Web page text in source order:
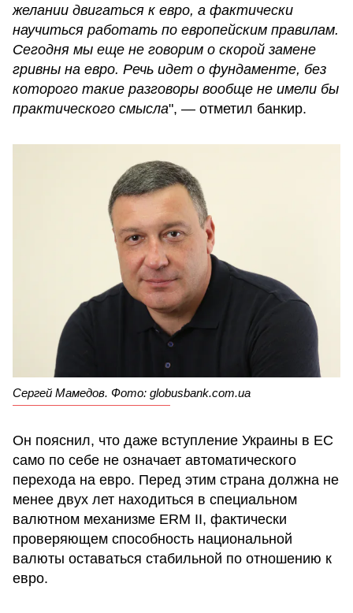
желании двигаться к евро, а фактически
научиться работать по европейским правилам.
Сегодня мы еще не говорим о скорой замене
гривны на евро. Речь идет о фундаменте, без
которого такие разговоры вообще не имели бы
практического смысла", — отметил банкир.
Сергей Мамедов. Фото: globusbank.com.ua
Он пояснил, что даже вступление Украины в ЕС
само по себе не означает автоматического
перехода на евро. Перед этим страна должна не
менее двух лет находиться в специальном
валютном механизме ERM II, фактически
проверяющем способность национальной
валюты оставаться стабильной по отношению к
евро.